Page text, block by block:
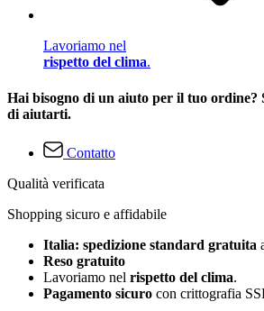
Lavoriamo nel
rispetto del clima.
Hai bisogno di un aiuto per il tuo ordine?
di aiutarti.
Contatto
Qualità verificata
Shopping sicuro e affidabile
Italia: spedizione standard gratuita
Reso gratuito
Lavoriamo nel rispetto del clima.
Pagamento sicuro con crittografia